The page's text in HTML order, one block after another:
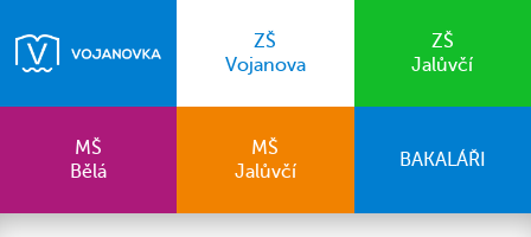
ZŠ
Vojanova
ZŠ
Jalůvčí
MŠ
Bělá
MŠ
Jalůvčí
BAKALÁŘI